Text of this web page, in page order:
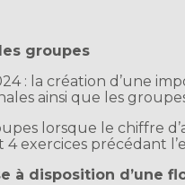
groupes
: la création d’une
ainsi que les
lorsque le chiffre
exercices précédant
à disposition d’une